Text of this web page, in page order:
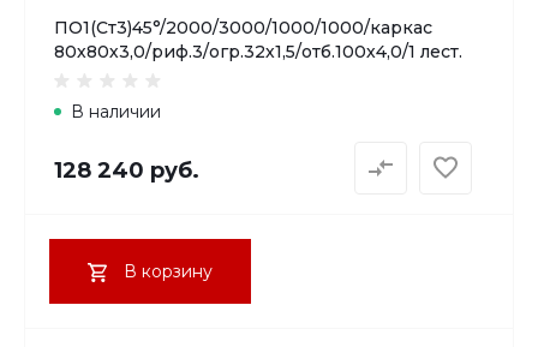
ПО1(Ст3)45°/2000/3000/1000/1000/каркас
80х80х3,0/риф.3/огр.32х1,5/отб.100х4,0/1 лест.
В наличии
128 240 руб.
В корзину